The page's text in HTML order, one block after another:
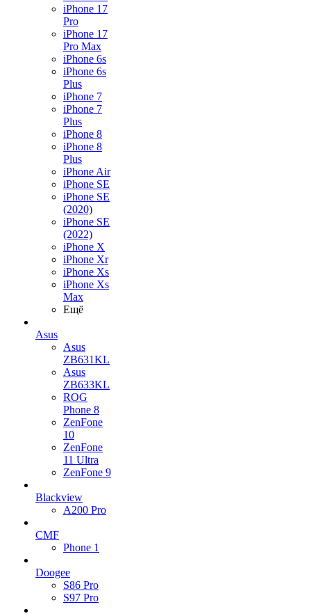
iPhone 17
Pro
iPhone 17
Pro Max
iPhone 6s
iPhone 6s
Plus
iPhone 7
iPhone 7
Plus
iPhone 8
iPhone 8
Plus
iPhone Air
iPhone SE
iPhone SE
(2020)
iPhone SE
(2022)
iPhone X
iPhone Xr
iPhone Xs
iPhone Xs
Max
Ещё
Asus
Asus
ZB631KL
Asus
ZB633KL
ROG
Phone 8
ZenFone
10
ZenFone
11 Ultra
ZenFone 9
Blackview
A200 Pro
CMF
Phone 1
Doogee
S86 Pro
S97 Pro